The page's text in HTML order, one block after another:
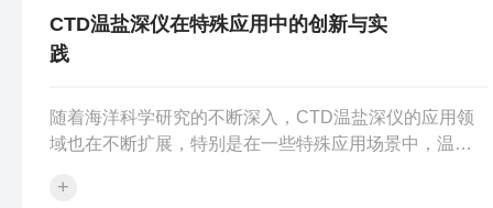
人员构建完整的海洋剖面图。无论是追...
CTD温盐深仪在特殊应用中的创新与实
践
随着海洋科学研究的不断深入，CTD温盐深仪的应用领
域也在不断扩展，特别是在一些特殊应用场景中，温盐
在满足特殊应用需求方面的创新与实践：1.在极地和深海
+